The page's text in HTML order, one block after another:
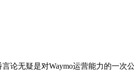
论无疑是对Waymo运营能力的一次公